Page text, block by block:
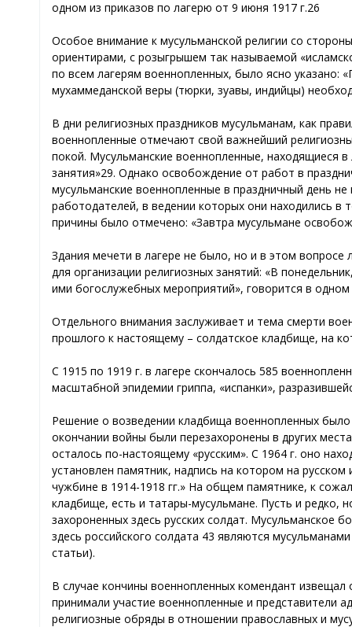
одном из приказов по лагерю от 9 июня 1917 г.26
Особое внимание к мусульманской религии со
ориентирами, с розыгрышем так называемой
по всем лагерям военнопленных, было ясно указано:
мухаммеданской веры (тюрки, зуавы, индийцы)
В дни религиозных праздников мусульманам, как
военнопленные отмечают свой важнейший
покой. Мусульманские военнопленные, находящиеся
занятия»29. Однако освобождение от работ в
мусульманские военнопленные в праздничный день
работодателей, в ведении которых они находились в
причины было отмечено: «Завтра мусульмане
Здания мечети в лагере не было, но и в этом
для организации религиозных занятий: «В
ими богослужебных мероприятий», говорится в
Отдельного внимания заслуживает и тема смерти
прошлого к настоящему – солдатское кладбище, на
С 1915 по 1919 г. в лагере скончалось 585
масштабной эпидемии гриппа, «испанки»,
Решение о возведении кладбища военнопленных
окончании войны были перезахоронены в других
осталось по-настоящему «русским». С 1964 г. оно
установлен памятник, надпись на котором на
чужбине в 1914-1918 гг.» На общем памятнике, к
кладбище, есть и татары-мусульмане. Пусть и редко,
захороненных здесь русских солдат. Мусульманское
здесь российского солдата 43 являются
статьи).
В случае кончины военнопленных комендант
принимали участие военнопленные и представители
религиозные обряды в отношении православных и